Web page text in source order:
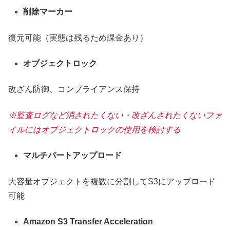
削除マーカー
復元可能（実態は残るため課金あり）
オブジェクトロック
改ざん防御、コンプライアンス保持
※監査ログなど消されたくない・改ざんされたくないファ
イルにはオブジェクトロックの使用を検討する
マルチパートアップロード
大容量オブジェクトを複数に分割してS3にアップロード
可能
Amazon S3 Transfer Acceleration